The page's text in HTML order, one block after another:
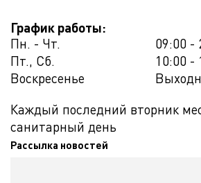
График работы:
Пн. - Чт.
09:00 -
Пт., Сб.
10:00 -
Воскресенье
Каждый последний вторник
санитарный день
Рассылка новостей